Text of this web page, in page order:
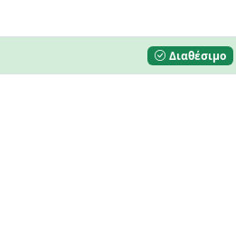
Διαθέσιμο